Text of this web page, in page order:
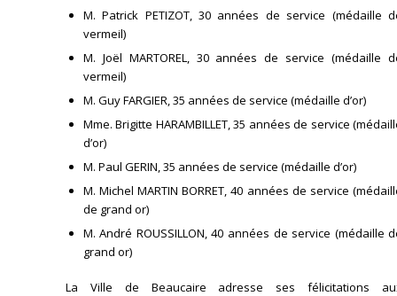
M. Patrick PETIZOT, 30 années de service (médaille
vermeil)
M. Joël MARTOREL, 30 années de service (médaille
vermeil)
M. Guy FARGIER, 35 années de service (médaille d’or)
Mme. Brigitte HARAMBILLET, 35 années de service
d’or)
M. Paul GERIN, 35 années de service (médaille d’or)
M. Michel MARTIN BORRET, 40 années de service
de grand or)
M. André ROUSSILLON, 40 années de service (médaille
grand or)
La Ville de Beaucaire adresse ses félicitations